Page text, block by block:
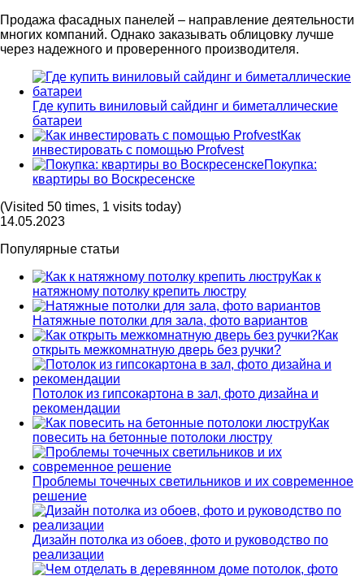
Продажа фасадных панелей – направление деятельности
многих компаний. Однако заказывать облицовку лучше
через надежного и проверенного производителя.
Где купить виниловый сайдинг и биметаллические
батареи
Как
инвестировать с помощью Profvest
Покупка:
квартиры во Воскресенске
(Visited 50 times, 1 visits today)
14.05.2023
Популярные статьи
Как к
натяжному потолку крепить люстру
Натяжные потолки для зала, фото вариантов
Как
открыть межкомнатную дверь без ручки?
Потолок из гипсокартона в зал, фото дизайна и
рекомендации
Как
повесить на бетонные потолоки люстру
Проблемы точечных светильников и их современное
решение
Дизайн потолка из обоев, фото и руководство по
реализации